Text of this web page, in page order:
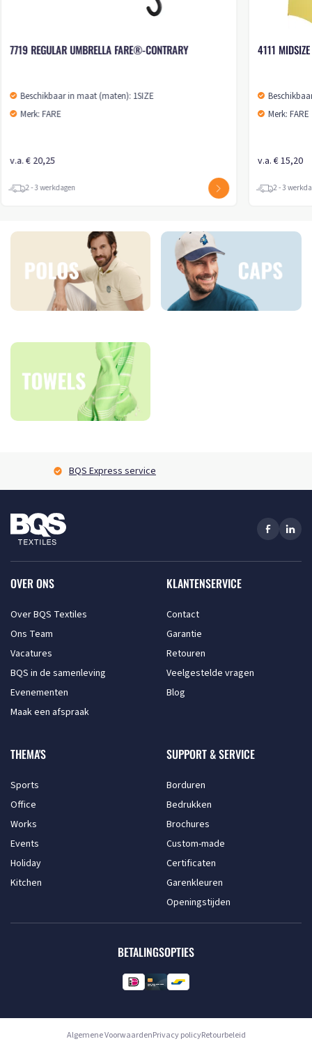
7719 REGULAR UMBRELLA FARE®-CONTRARY
Beschikbaar in maat (maten): 1SIZE
Merk: FARE
v.a. € 20,25
2 - 3 werkdagen
4111
Merk: FARE
v.a. € 15,20
2 - 3
BQS Express service
OVER ONS
Over BQS Textiles
Ons Team
Vacatures
BQS in de samenleving
Evenementen
Maak een afspraak
KLANTENSERVICE
Contact
Garantie
Retouren
Veelgestelde vragen
Blog
THEMA'S
Sports
Office
Works
Events
Holiday
Kitchen
SUPPORT & SERVICE
Borduren
Bedrukken
Brochures
Custom-made
Certificaten
Garenkleuren
Openingstijden
BETALINGSOPTIES
Algemene VoorwaardenPrivacy policyRetourbeleid